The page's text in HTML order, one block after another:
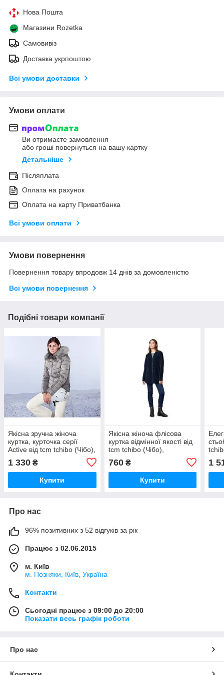
Нова Пошта
Магазини Rozetka
Самовивіз
Доставка укрпоштою
Всі умови доставки
Умови оплати
Ви отримаєте замовлення
або гроші повернуться на вашу картку
Детальніше
Післяплата
Оплата на рахунок
Оплата на карту Приватбанка
Всі умови оплати
Умови повернення
Повернення товару впродовж 14 днів за домовленістю
Всі умови повернення
Подібні товари компанії
Якісна зручна жіноча
куртка, курточка серії
Active від tcm tchibo (Чібо),
1 330 ₴
Купити
Якісна жіноча флісова
куртка відмінної якості від
tcm tchibo (Чібо),
760₴
Купити
1
Про нас
96% позитивних з 52 відгуків за рік
Працює з 02.06.2015
м. Київ
м. Позняки, Київ, Україна
Контакти
Сьогодні працює з 09:00 до 20:00
Показати весь графік роботи
Про нас